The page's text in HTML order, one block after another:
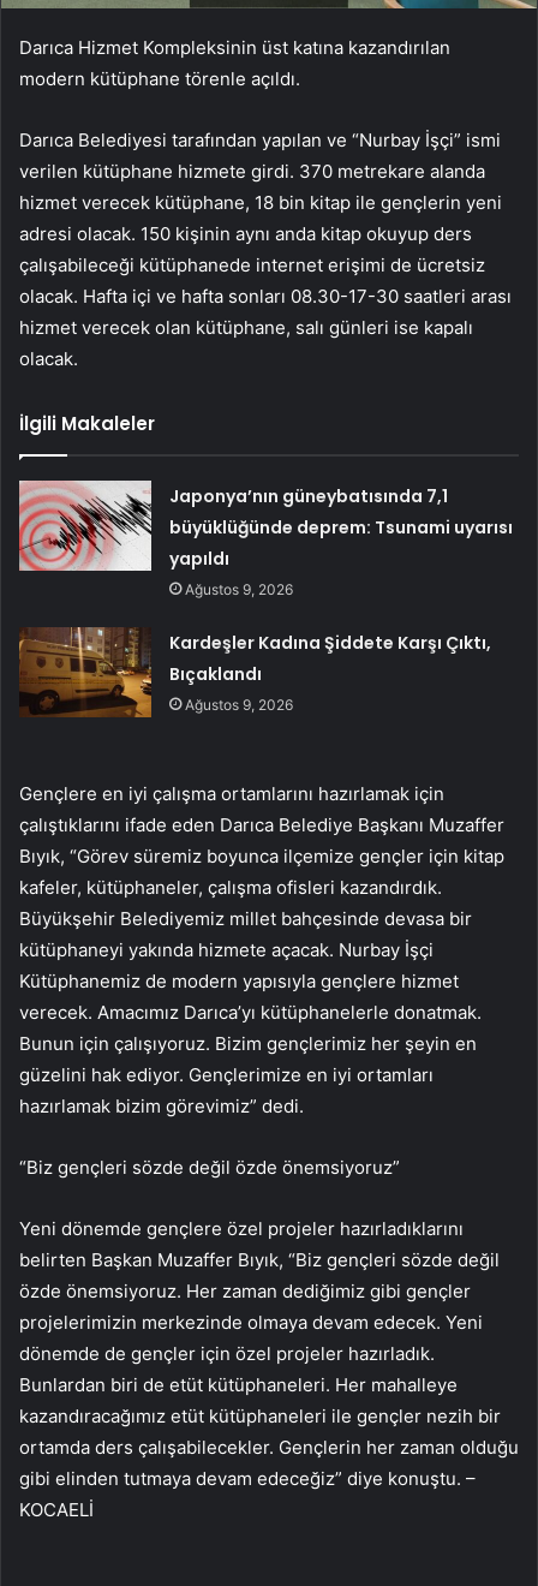
Darıca Hizmet Kompleksinin üst katına kazandırılan
modern kütüphane törenle açıldı.
Darıca Belediyesi tarafından yapılan ve “Nurbay İşçi” ismi
verilen kütüphane hizmete girdi. 370 metrekare alanda
hizmet verecek kütüphane, 18 bin kitap ile gençlerin yeni
adresi olacak. 150 kişinin aynı anda kitap okuyup ders
çalışabileceği kütüphanede internet erişimi de ücretsiz
olacak. Hafta içi ve hafta sonları 08.30-17-30 saatleri arası
hizmet verecek olan kütüphane, salı günleri ise kapalı
olacak.
İlgili Makaleler
Japonya’nın güneybatısında 7,1
büyüklüğünde deprem: Tsunami uyarısı
yapıldı
Ağustos 9, 2026
Kardeşler Kadına Şiddete Karşı Çıktı,
Bıçaklandı
Ağustos 9, 2026
Gençlere en iyi çalışma ortamlarını hazırlamak için
çalıştıklarını ifade eden Darıca Belediye Başkanı Muzaffer
Bıyık, “Görev süremiz boyunca ilçemize gençler için kitap
kafeler, kütüphaneler, çalışma ofisleri kazandırdık.
Büyükşehir Belediyemiz millet bahçesinde devasa bir
kütüphaneyi yakında hizmete açacak. Nurbay İşçi
Kütüphanemiz de modern yapısıyla gençlere hizmet
verecek. Amacımız Darıca’yı kütüphanelerle donatmak.
Bunun için çalışıyoruz. Bizim gençlerimiz her şeyin en
güzelini hak ediyor. Gençlerimize en iyi ortamları
hazırlamak bizim görevimiz” dedi.
“Biz gençleri sözde değil özde önemsiyoruz”
Yeni dönemde gençlere özel projeler hazırladıklarını
belirten Başkan Muzaffer Bıyık, “Biz gençleri sözde değil
özde önemsiyoruz. Her zaman dediğimiz gibi gençler
projelerimizin merkezinde olmaya devam edecek. Yeni
dönemde de gençler için özel projeler hazırladık.
Bunlardan biri de etüt kütüphaneleri. Her mahalleye
kazandıracağımız etüt kütüphaneleri ile gençler nezih bir
ortamda ders çalışabilecekler. Gençlerin her zaman olduğu
gibi elinden tutmaya devam edeceğiz” diye konuştu. –
KOCAELİ